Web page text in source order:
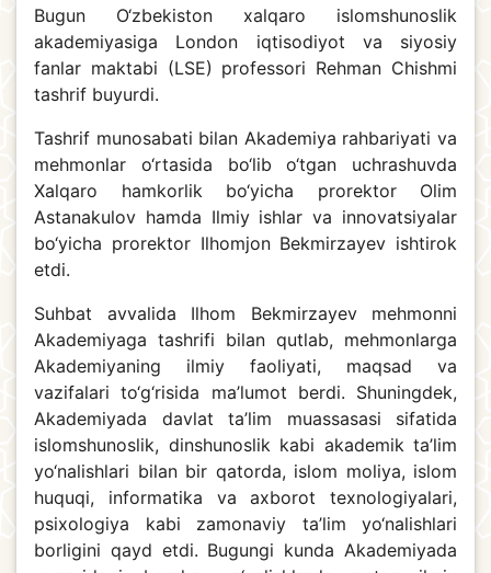
Bugun O‘zbekiston xalqaro islomshunoslik
akademiyasiga London iqtisodiyot va siyosiy
fanlar maktabi (LSE) professori Rehman Chishmi
tashrif buyurdi.
Tashrif munosabati bilan Akademiya rahbariyati va
mehmonlar o‘rtasida bo‘lib o‘tgan uchrashuvda
Xalqaro hamkorlik bo‘yicha prorektor Olim
Astanakulov hamda Ilmiy ishlar va innovatsiyalar
bo‘yicha prorektor Ilhomjon Bekmirzayev ishtirok
etdi.
Suhbat avvalida Ilhom Bekmirzayev mehmonni
Akademiyaga tashrifi bilan qutlab, mehmonlarga
Akademiyaning ilmiy faoliyati, maqsad va
vazifalari to‘g‘risida ma’lumot berdi. Shuningdek,
Akademiyada davlat ta’lim muassasasi sifatida
islomshunoslik, dinshunoslik kabi akademik ta’lim
yo‘nalishlari bilan bir qatorda, islom moliya, islom
huquqi, informatika va axborot texnologiyalari,
psixologiya kabi zamonaviy ta’lim yo‘nalishlari
borligini qayd etdi. Bugungi kunda Akademiyada